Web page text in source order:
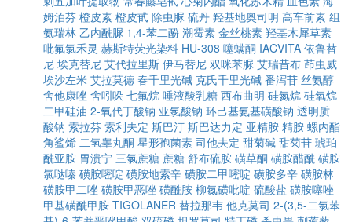
姆泊芬 橙皮素 橙皮甙 除虫脲 硫丹 羟基地奥司明 高车前素 组
氨瑞林 乙内酰脲 1,4-苯二酚 潮霉素 金丝桃素 羟基木犀草素
吡氟氯禾灵 赫斯特荧光染料 HU-308 噻螨酮 IACVITA 依鲁替
尼 埃克替尼 艾代拉里斯 伊马替尼 双咪苯脲 艾瑞昔布 茚虫威
埃沙左米 艾拉莫德 春千里光碱 克氏千里光碱 番泻苷 丝氨醇
舍他康唑 舍吲哚 七氟烷 唾液酸乳糖 西布曲明 硅氮烷 硅氧烷
二甲硅油 2-氧代丁酸钠 亚氯酸钠 环己基氨基磺酸钠 透明质
酸钠 索拉芬 索利夫定 斯巴汀 斯巴达力定 亚精胺 精胺 螺内酯
角鲨烯 二氢睾丸酮 星形孢菌素 司他夫定 甜菊碱 甜菊苷 琥珀
酰亚胺 胃溃宁 三氯蔗糖 蔗糖 舒布硫胺 磺草酮 磺胺醋酰 磺胺
氯哒嗪 磺胺嘧啶 磺胺地索辛 磺胺二甲嘧啶 磺胺多辛 磺胺林
磺胺甲二唑 磺胺甲恶唑 磺酰胺 柳氮磺吡啶 硫酸盐 磺胺噻唑
甲基磺酰甲胺 TIGOLANER 替拉那韦 他克莫司 2-(3,5-二氯苯